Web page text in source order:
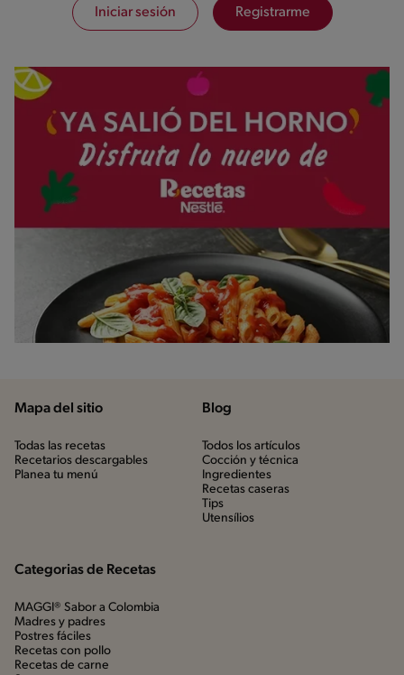
Iniciar sesión Registrarme
Mapa del sitio
Todas las recetas
Recetarios descargables
Planea tu menú
Blog
Todos los artículos
Cocción y técnica
Ingredientes
Recetas caseras
Tips
Utensílios
Categorias de Recetas
MAGGI® Sabor a Colombia
Madres y padres
Postres fáciles
Recetas con pollo
Recetas de carne